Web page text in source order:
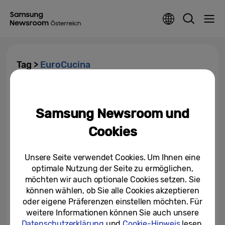
Tag > EuroCucina
vernetzten Lebensstil auf der...
17/04/2024
Samsung Newsroom und
Cookies
Unsere Seite verwendet Cookies. Um Ihnen eine
optimale Nutzung der Seite zu ermöglichen,
möchten wir auch optionale Cookies setzen. Sie
können wählen, ob Sie alle Cookies akzeptieren
oder eigene Präferenzen einstellen möchten. Für
weitere Informationen können Sie auch unsere